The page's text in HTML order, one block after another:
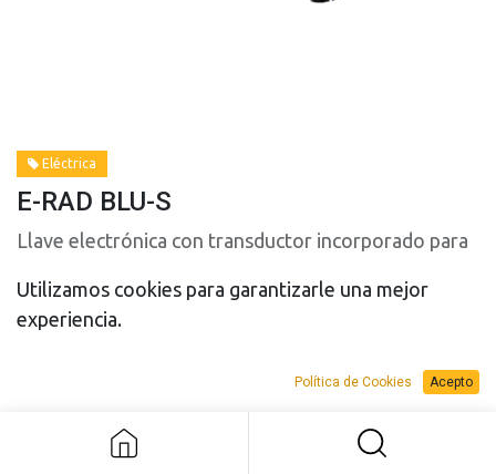
Eléctrica
E-RAD BLU-S
Llave electrónica con transductor incorporado para
Además, dispone de indicadores de apriete/afloje en
ambos lados y protección por contraseña para un
Utilizamos cookies para garantizarle una mejor
experiencia.
Política de Cookies Acepto